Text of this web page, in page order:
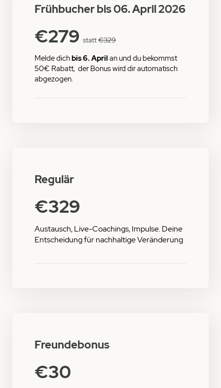
Frühbucher bis 06. April 2026
€279 statt€329
Melde dichbis 6. April an und du bekommst
50€ Rabatt, der Bonus wird dir automatisch
abgezogen.
Regulär
€329
Austausch, Live-Coachings, Impulse. Deine
Entscheidung für nachhaltige Veränderung
Freundebonus
€30